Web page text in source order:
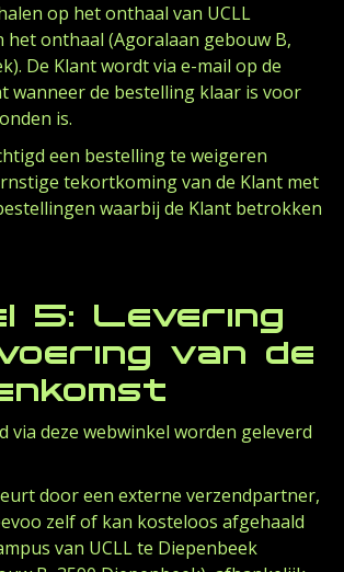
op het onthaal van UCLL
het onthaal (Agoralaan gebouw B,
De Klant wordt via e-mail op de
wanneer de bestelling klaar is voor
is.
een bestelling te weigeren
tekortkoming van de Klant met
waarbij de Klant betrokken
5: Levering
van de
via deze webwinkel worden geleverd
door een externe verzendpartner,
zelf of kan kosteloos afgehaald
van UCLL te Diepenbeek